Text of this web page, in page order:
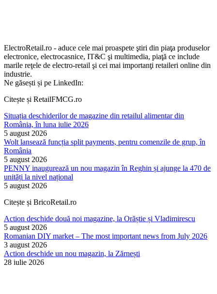
ElectroRetail.ro - aduce cele mai proaspete ştiri din piaţa produselor
electronice, electrocasnice, IT&C şi multimedia, piaţă ce include
marile reţele de electro-retail şi cei mai importanţi retaileri online din
industrie.
Ne găsești și pe LinkedIn:
Citește și RetailFMCG.ro
Situația deschiderilor de magazine din retailul alimentar din
România, în luna iulie 2026
5 august 2026
Wolt lansează funcția split payments, pentru comenzile de grup, în
România
5 august 2026
PENNY inaugurează un nou magazin în Reghin și ajunge la 470 de
unități la nivel național
5 august 2026
Citește și BricoRetail.ro
Action deschide două noi magazine, la Orăștie și Vladimirescu
5 august 2026
Romanian DIY market – The most important news from July 2026
3 august 2026
Action deschide un nou magazin, la Zărnești
28 iulie 2026